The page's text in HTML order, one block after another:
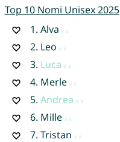
Top 10 Nomi Unisex 2025
1. Alva
2. Leo
3. Luca
4. Merle
5. Andrea
6. Mille
7. Tristan